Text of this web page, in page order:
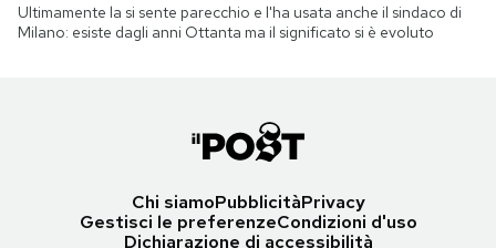
Ultimamente la si sente parecchio e l'ha usata anche il sindaco di
Milano: esiste dagli anni Ottanta ma il significato si è evoluto
Chi siamoPubblicitàPrivacy
Gestisci le preferenzeCondizioni d'uso
Dichiarazione di accessibilità